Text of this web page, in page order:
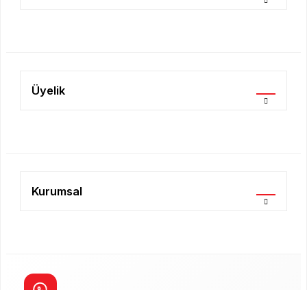
Üyelik
Kurumsal